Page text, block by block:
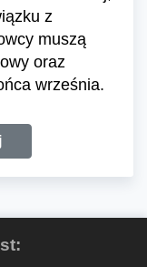
z
muszą
oraz
września.